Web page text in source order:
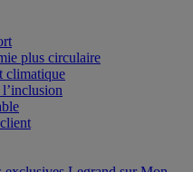
plus circulaire
climatique